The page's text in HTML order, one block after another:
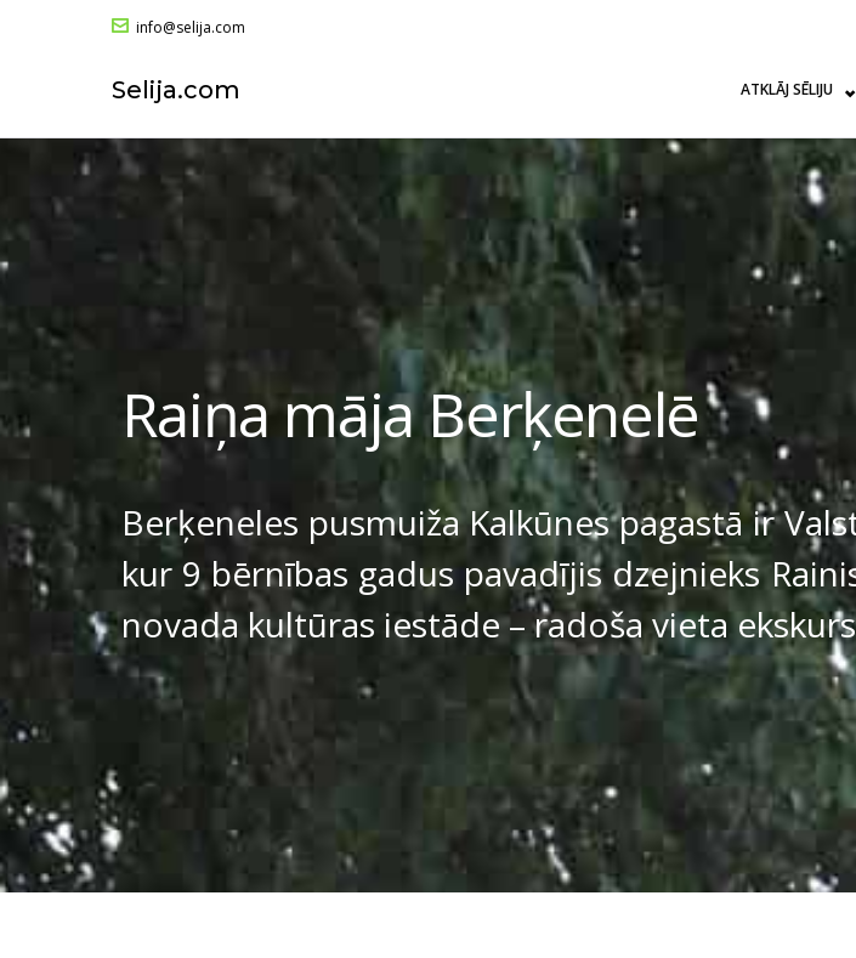
info@selija.com
Selija.com ATKLĀJ SĒLIJU
Raiņa māja Berķenelē
Berķeneles pusmuiža Kalkūnes pagastā ir
kur 9 bērnības gadus pavadījis dzejnieks
novada kultūras iestāde – radoša vieta